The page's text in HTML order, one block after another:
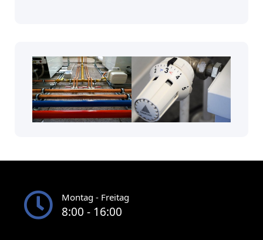
Montag - Freitag
8:00 - 16:00